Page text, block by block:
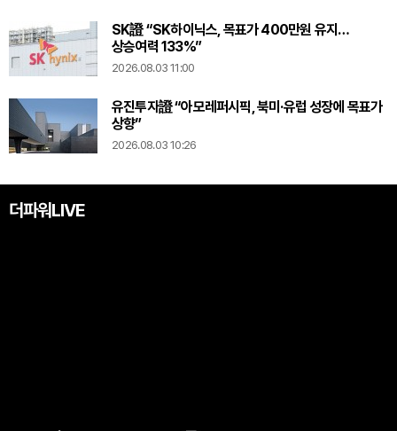
SK證 “SK하이닉스, 목표가 400만원 유지…
상승여력 133%”
2026.08.03 11:00
유진투자證 “아모레퍼시픽, 북미·유럽 성장에 목표가
상향”
2026.08.03 10:26
더파워LIVE